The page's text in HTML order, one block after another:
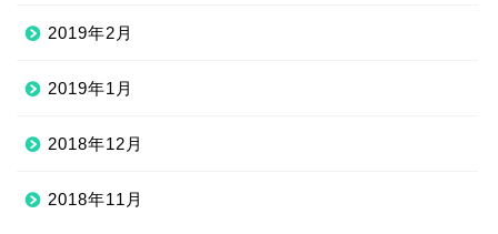
2019年2月
2019年1月
2018年12月
2018年11月